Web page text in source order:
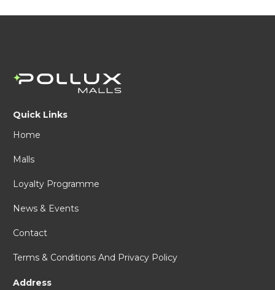
Quick Links
Home
Malls
Loyalty Programme
News & Events
Contact
Terms & Conditions And Privacy Policy
Address